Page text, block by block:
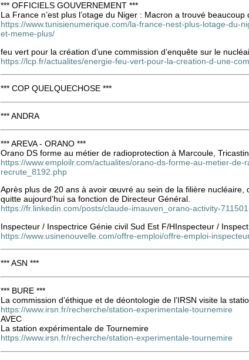
*** OFFICIELS GOUVERNEMENT ***
La France n’est plus l’otage du Niger : Macron a trouvé
https://www.tunisienumerique.com/la-france-nest-plus-lotage-du-
et-meme-plus/
feu vert pour la création d’une commission d’enquête sur le
https://lcp.fr/actualites/energie-feu-vert-pour-la-creation-d-une-
*** COP QUELQUECHOSE ***
*** ANDRA
*** AREVA - ORANO ***
Orano DS forme au métier de radioprotection à Marcoule,
https://www.emploilr.com/actualites/orano-ds-forme-au-metier-
recrute_8192.php
Après plus de 20 ans à avoir œuvré au sein de la filière nucléaire,
quitte aujourd’hui sa fonction de Directeur Général.
https://fr.linkedin.com/posts/claude-imauven_orano-activity-
Inspecteur / Inspectrice Génie civil Sud Est F/HInspecteur /
https://www.usinenouvelle.com/offre-emploi/offre-emploi-
*** ASN ***
*** BURE ***
La commission d’éthique et de déontologie de l’IRSN visite la
https://www.irsn.fr/recherche/station-experimentale-tournemire
AVEC
La station expérimentale de Tournemire
https://www.irsn.fr/recherche/station-experimentale-tournemire